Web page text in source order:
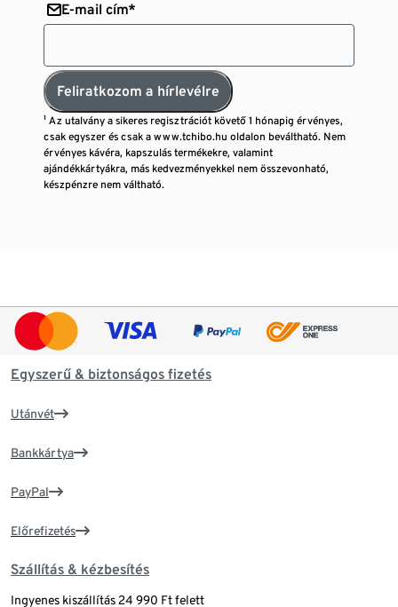
E-mail cím*
Feliratkozom a hírlevélre
¹ Az utalvány a sikeres regisztrációt követő 1 hónapig érvényes,
csak egyszer és csak a www.tchibo.hu oldalon beváltható. Nem
érvényes kávéra, kapszulás termékekre, valamint
ajándékkártyákra, más kedvezményekkel nem összevonható,
készpénzre nem váltható.
Egyszerű & biztonságos fizetés
Utánvét
Bankkártya
PayPal
Előrefizetés
Szállítás & kézbesítés
Ingyenes kiszállítás 24 990 Ft felett